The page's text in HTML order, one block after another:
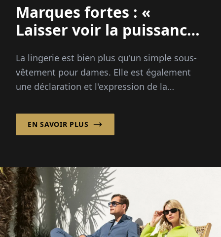
Marques fortes : «
Laisser voir la puissance
La lingerie est bien plus qu'un simple sous-
vêtement pour dames. Elle est également
une déclaration et l'expression de la
Pr...
EN SAVOIR PLUS